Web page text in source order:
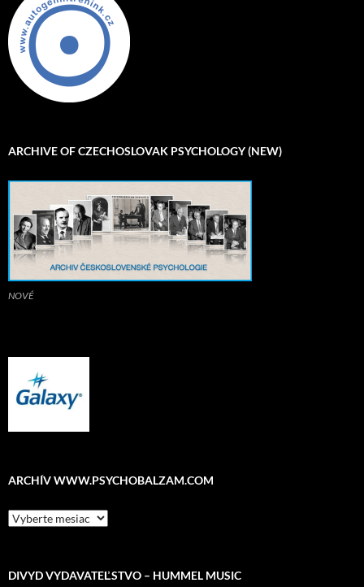
ARCHIVE OF CZECHOSLOVAK PSYCHOLOGY (NEW)
NOVÉ
ARCHÍV WWW.PSYCHOBALZAM.COM
ARCHÍV
www.psychobalzam.com
DIVYD VYDAVATEĽSTVO – HUMMEL MUSIC